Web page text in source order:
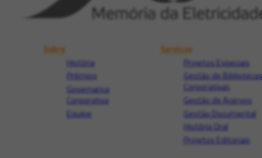
Sobre
História
Prêmios
Governança
Corporativa
Equipe
Serviços
Projetos Especiais
Gestão de Bibliotecas
Corporativas
Gestão de Acervos
Gestão Documental
História Oral
Projetos Editoriais